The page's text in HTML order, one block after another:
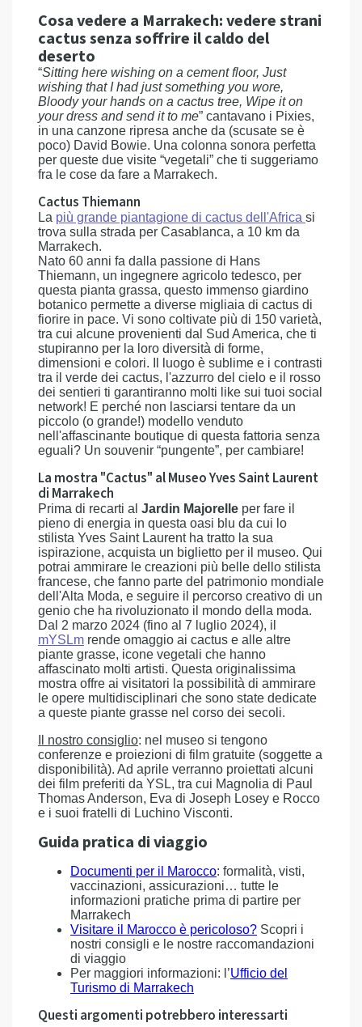
Cosa vedere a Marrakech: vedere strani
cactus senza soffrire il caldo del
deserto
“Sitting here wishing on a cement floor, Just
wishing that I had just something you wore,
Bloody your hands on a cactus tree, Wipe it on
your dress and send it to me” cantavano i Pixies,
in una canzone ripresa anche da (scusate se è
poco) David Bowie. Una colonna sonora perfetta
per queste due visite “vegetali” che ti suggeriamo
fra le cose da fare a Marrakech.
Cactus Thiemann
La più grande piantagione di cactus dell'Africa si
trova sulla strada per Casablanca, a 10 km da
Marrakech.
Nato 60 anni fa dalla passione di Hans
Thiemann, un ingegnere agricolo tedesco, per
questa pianta grassa, questo immenso giardino
botanico permette a diverse migliaia di cactus di
fiorire in pace. Vi sono coltivate più di 150 varietà,
tra cui alcune provenienti dal Sud America, che ti
stupiranno per la loro diversità di forme,
dimensioni e colori. Il luogo è sublime e i contrasti
tra il verde dei cactus, l'azzurro del cielo e il rosso
dei sentieri ti garantiranno molti like sui tuoi social
network! E perché non lasciarsi tentare da un
piccolo (o grande!) modello venduto
nell'affascinante boutique di questa fattoria senza
eguali? Un souvenir “pungente”, per cambiare!
La mostra "Cactus" al Museo Yves Saint Laurent
di Marrakech
Prima di recarti al Jardin Majorelle per fare il
pieno di energia in questa oasi blu da cui lo
stilista Yves Saint Laurent ha tratto la sua
ispirazione, acquista un biglietto per il museo. Qui
potrai ammirare le creazioni più belle dello stilista
francese, che fanno parte del patrimonio mondiale
dell'Alta Moda, e seguire il percorso creativo di un
genio che ha rivoluzionato il mondo della moda.
Dal 2 marzo 2024 (fino al 7 luglio 2024), il
mYSLm rende omaggio ai cactus e alle altre
piante grasse, icone vegetali che hanno
affascinato molti artisti. Questa originalissima
mostra offre ai visitatori la possibilità di ammirare
le opere multidisciplinari che sono state dedicate
a queste piante grasse nel corso dei secoli.
Il nostro consiglio: nel museo si tengono
conferenze e proiezioni di film gratuite (soggette a
disponibilità). Ad aprile verranno proiettati alcuni
dei film preferiti da YSL, tra cui Magnolia di Paul
Thomas Anderson, Eva di Joseph Losey e Rocco
e i suoi fratelli di Luchino Visconti.
Guida pratica di viaggio
Documenti per il Marocco: formalità, visti,
vaccinazioni, assicurazioni… tutte le
informazioni pratiche prima di partire per
Marrakech
Visitare il Marocco è pericoloso? Scopri i
nostri consigli e le nostre raccomandazioni
di viaggio
Per maggiori informazioni: l’Ufficio del
Turismo di Marrakech
Questi argomenti potrebbero interessarti